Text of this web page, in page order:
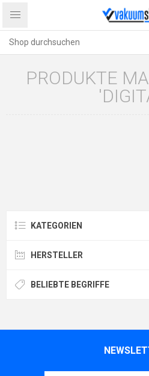
PRODUKTE
KATEGORIEN
HERSTELLER
BELIEBTE BEGRIFFE